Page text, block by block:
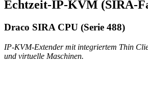
Echtzeit-IP-KVM (SIRA-
Draco SIRA CPU (Serie 488)
IP-KVM-Extender mit integriertem Thin
und virtuelle Maschinen.